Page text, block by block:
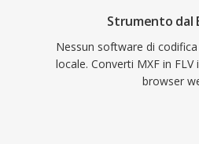
Strumento dal
Nessun software di
locale. Converti MXF in
browser